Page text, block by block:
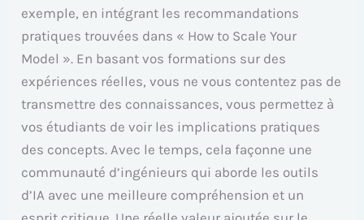
exemple, en intégrant les recommandations
pratiques trouvées dans « How to Scale Your
Model ». En basant vos formations sur des
expériences réelles, vous ne vous contentez pas de
transmettre des connaissances, vous permettez à
vos étudiants de voir les implications pratiques
des concepts. Avec le temps, cela façonne une
communauté d’ingénieurs qui aborde les outils
d’IA avec une meilleure compréhension et un